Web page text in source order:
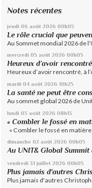
Notes récentes
jeudi 06 août 2026 00h05
Le rôle crucial que
Au Sommet mondial 2026 de
mercredi 05 août 2026 00h05
Heureux d’avoir
Heureux d’avoir rencontré, à
mardi 04 août 2026 10h25
La santé ne peut être
Au sommet global 2026 de
lundi 03 août 2026 08h13
« Combler le fossé en
« Combler le fossé en matière...
dimanche 02 août 2026 00h05
Au UNIT& Global
vendredi 31 juillet 2026 00h05
Plus jamais d'autres
Plus jamais d'autres